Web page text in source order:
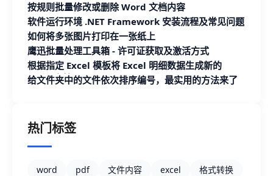
按规则批量修改或删除 Word 文档内容
软件运行环境 .NET Framework 安装流程及常见问题
如何将多张图片打印在一张纸上
鹰迅批量处理工具箱 - 许可证获取及激活方式
根据指定 Excel 模板将 Excel 明细数据生成新的
Excel 文档
给文件夹中的文件依次排序编号，最实用的方法来了
热门标签
word pdf 文件内容 excel
格式转换